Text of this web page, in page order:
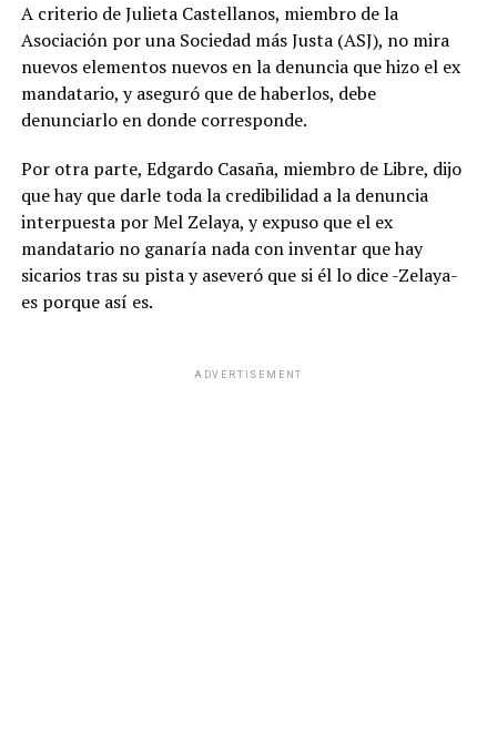
A criterio de Julieta Castellanos, miembro de la
Asociación por una Sociedad más Justa (ASJ), no mira
nuevos elementos nuevos en la denuncia que hizo el ex
mandatario, y aseguró que de haberlos, debe
denunciarlo en donde corresponde.
Por otra parte, Edgardo Casaña, miembro de Libre, dijo
que hay que darle toda la credibilidad a la denuncia
interpuesta por Mel Zelaya, y expuso que el ex
mandatario no ganaría nada con inventar que hay
sicarios tras su pista y aseveró que si él lo dice -Zelaya-
es porque así es.
ADVERTISEMENT